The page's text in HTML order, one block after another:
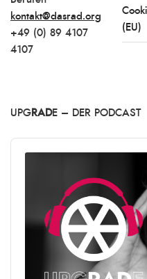
kontakt@dasrad.org
+49 (0) 89 4107
4107
(EU)
UPG RADE – DER PODCAST
Audio
Player